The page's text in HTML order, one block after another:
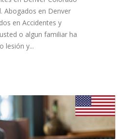
Abogados en Denver
en Accidentes y
o algun familiar ha
lesión y...